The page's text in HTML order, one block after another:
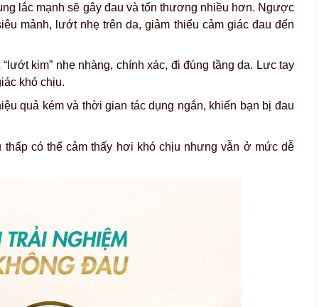
lắc mạnh sẽ gây đau và tổn thương nhiều hơn. Ngược
mảnh, lướt nhẹ trên da, giảm thiểu cảm giác đau đến
kim” nhẹ nhàng, chính xác, đi đúng tầng da. Lực tay
khó chịu.
quả kém và thời gian tác dụng ngắn, khiến bạn bị đau
có thể cảm thấy hơi khó chịu nhưng vẫn ở mức dễ